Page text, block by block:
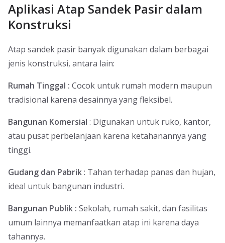
Aplikasi Atap Sandek Pasir dalam
Konstruksi
Atap sandek pasir banyak digunakan dalam berbagai
jenis konstruksi, antara lain:
Rumah Tinggal : Cocok untuk rumah modern maupun
tradisional karena desainnya yang fleksibel.
Bangunan Komersial : Digunakan untuk ruko, kantor,
atau pusat perbelanjaan karena ketahanannya yang
tinggi.
Gudang dan Pabrik: Tahan terhadap panas dan hujan,
ideal untuk bangunan industri.
Bangunan Publik : Sekolah, rumah sakit, dan fasilitas
umum lainnya memanfaatkan atap ini karena daya
tahannya.